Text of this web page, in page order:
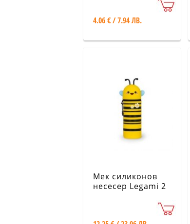
4.06 € / 7.94 ЛВ.
Мек силиконов
несесер Legami 2